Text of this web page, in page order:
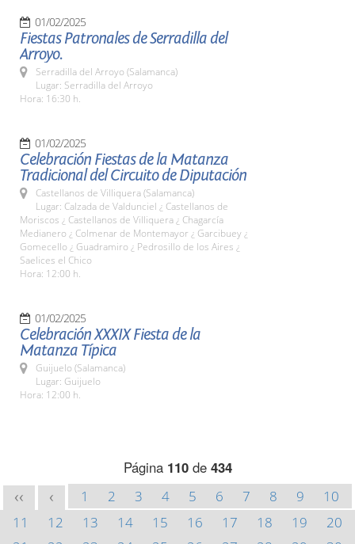
01/02/2025
Fiestas Patronales de Serradilla del
Arroyo.
Serradilla del Arroyo (Salamanca)
Lugar: Serradilla del Arroyo
Hora: 16:30 h.
01/02/2025
Celebración Fiestas de la Matanza
Tradicional del Circuito de Diputación
Castellanos de Villiquera (Salamanca)
Lugar: Calzada de Valdunciel ¿ Castellanos de
Moriscos ¿ Castellanos de Villiquera ¿ Chagarcía
Medianero ¿ Colmenar de Montemayor ¿ Garcibuey ¿
Gomecello ¿ Guadramiro ¿ Pedrosillo de los Aires ¿
Saelices el Chico
Hora: 12:00 h.
01/02/2025
Celebración XXXIX Fiesta de la
Matanza Típica
Guijuelo (Salamanca)
Lugar: Guijuelo
Hora: 12:00 h.
Página 110de 434
<< < 1 2 3 4 5 6 7 8 9
10
11
12 13 14 15 16 17 18 19
20